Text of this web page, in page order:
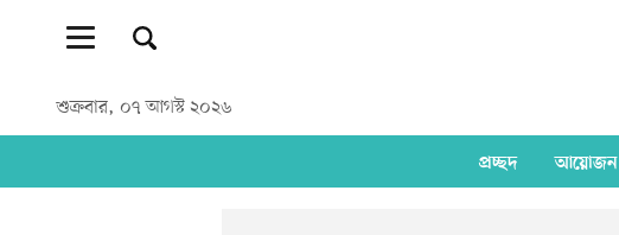
শুক্রবার, ০৭ আগস্ট ২০২৬
প্রচ্ছদ আয়োজন